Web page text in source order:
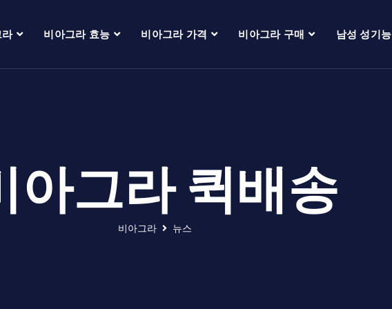
비아그라 효능 비아그라 가격 비아그라 구매 남성 성기능
아그라 퀵배송
비아그라 뉴스